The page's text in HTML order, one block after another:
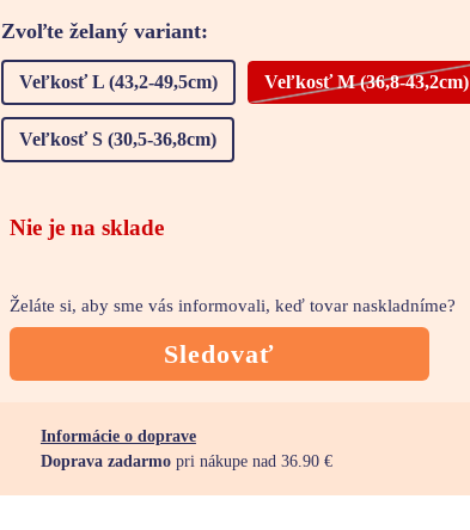
Zvoľte želaný variant:
Veľkosť L (43,2-49,5cm) Veľkosť M (36,8-43,2cm)
Veľkosť S (30,5-36,8cm)
Nie je na sklade
Želáte si, aby sme vás informovali, keď tovar naskladníme?
Sledovať
Informácie o doprave
Doprava zadarmopri nákupe nad 36.90 €